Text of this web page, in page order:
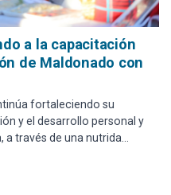
a la capacitación
de Maldonado con
fortaleciendo su
y el desarrollo personal y
a través de una nutrida
En total, se están llevando
los municipios del